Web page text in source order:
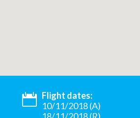
Flight dates:
10/11/2018 (A)